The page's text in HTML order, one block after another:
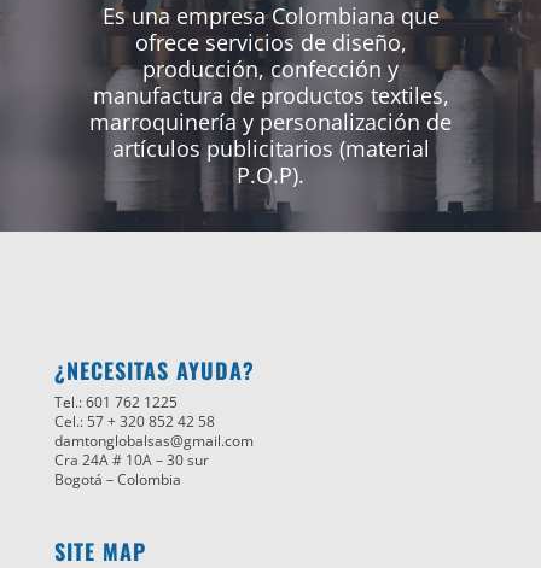
Es una empresa Colombiana que
ofrece servicios de diseño,
producción, confección y
manufactura de productos textiles,
marroquinería y personalización de
artículos publicitarios (material
P.O.P).
¿NECESITAS AYUDA?
Tel.: 601 762 1225
Cel.: 57 + 320 852 42 58
damtonglobalsas@gmail.com
Cra 24A # 10A – 30 sur
Bogotá – Colombia
SITE MAP